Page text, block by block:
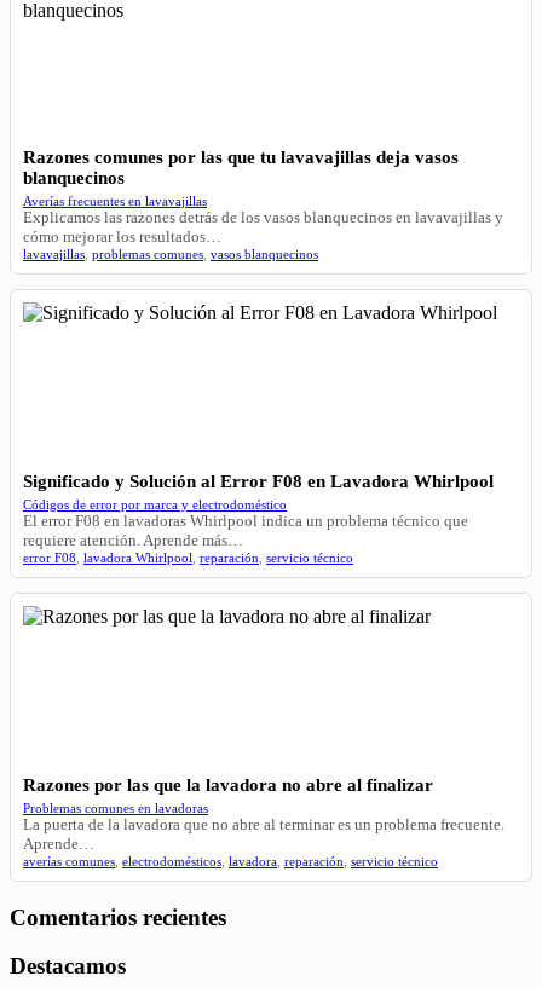
Razones comunes por las que tu lavavajillas deja vasos
blanquecinos
Averías frecuentes en lavavajillas
Explicamos las razones detrás de los vasos blanquecinos en lavavajillas y
cómo mejorar los resultados…
lavavajillas problemas comunes vasos blanquecinos
Significado y Solución al Error F08 en Lavadora Whirlpool
Códigos de error por marca y electrodoméstico
El error F08 en lavadoras Whirlpool indica un problema técnico que
requiere atención. Aprende más…
error F08 lavadora Whirlpool reparación servicio técnico
Razones por las que la lavadora no abre al finalizar
Problemas comunes en lavadoras
La puerta de la lavadora que no abre al terminar es un problema frecuente.
Aprende…
averías comunes electrodomésticos lavadora reparación servicio técnico
Comentarios recientes
Destacamos